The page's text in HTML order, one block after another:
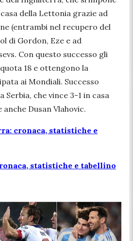
della Lettonia grazie ad
(entrambi nel recupero del
di Gordon, Eze e ad
Con questo successo gli
18 e ottengono la
ai Mondiali. Successo
Serbia, che vince 3-1 in casa
Dusan Vlahovic.
cronaca, statistiche e
statistiche e tabellino